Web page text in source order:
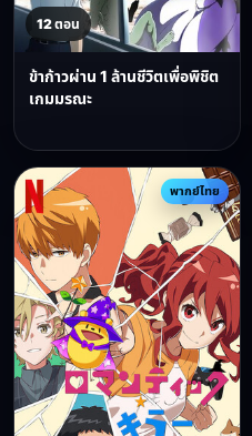
12 ตอน
ข้าก้าวผ่าน 1 ล้านชีวิตเพื่อพิชิต
เกมมรณะ
พากย์ไทย